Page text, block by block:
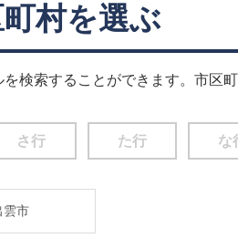
村を選ぶ
検索することができます。市区
さ行 た行 な
雲市